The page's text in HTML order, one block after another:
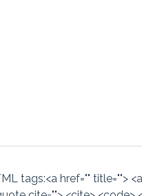
tags:<a href="" title="">